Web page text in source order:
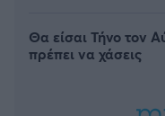
Θα είσαι Τήνο τον
πρέπει να χάσεις